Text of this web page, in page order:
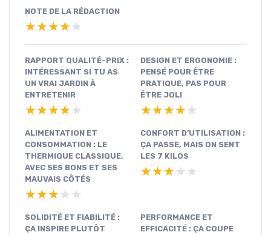
NOTE DE LA RÉDACTION
★★★★★
★★★★★
RAPPORT QUALITÉ-PRIX :
INTÉRESSANT SI TU AS
UN VRAI JARDIN À
ENTRETENIR
★★★★★
★★★★★
DESIGN ET ERGONOMIE :
PENSÉ POUR ÊTRE
PRATIQUE, PAS POUR
ÊTRE JOLI
★★★★★
★★★★★
ALIMENTATION ET
CONSOMMATION : LE
THERMIQUE CLASSIQUE,
AVEC SES BONS ET SES
MAUVAIS CÔTÉS
★★★★★
★★★★★
CONFORT D’UTILISATION :
ÇA PASSE, MAIS ON SENT
LES 7 KILOS
★★★★★
★★★★★
SOLIDITÉ ET FIABILITÉ :
ÇA INSPIRE PLUTÔT
PERFORMANCE ET
EFFICACITÉ : ÇA COUPE